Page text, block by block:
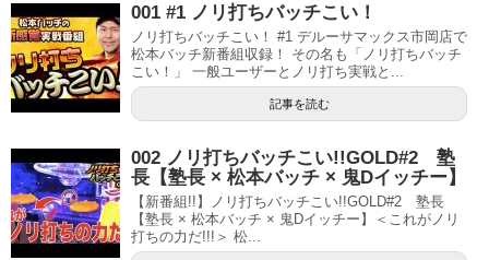
001 #1 ノリ打ちバッチこい！
ノリ打ちバッチこい！ #1 デルーサマックス市岡店で
松本バッチ新番組収録！ その名も「ノリ打ちバッチ
こい！」 一般ユーザーとノリ打ち実戦と...
記事を読む
002 ノリ打ちバッチこい!!GOLD#2 塾
長【塾長 × 松本バッチ × 鬼Dイッチー】
【新番組!!】ノリ打ちバッチこい!!GOLD#2 塾長
【塾長 × 松本バッチ × 鬼Dイッチー】＜これがノリ
打ちの力だ!!!＞ 松...